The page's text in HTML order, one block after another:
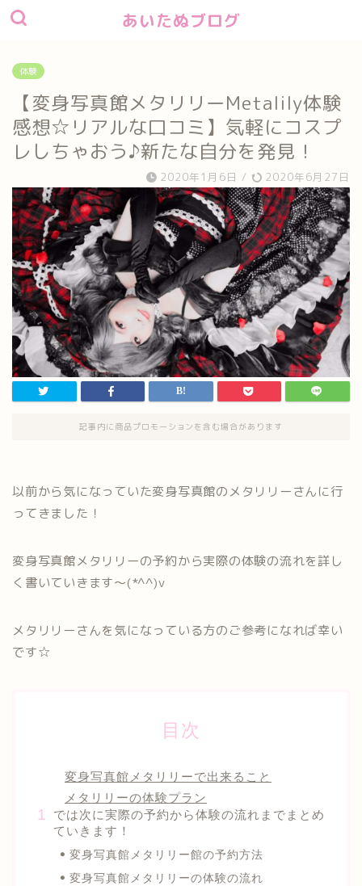
あいたぬブログ
体験
【変身写真館メタリリーMetalily体験
感想☆リアルな口コミ】気軽にコスプ
レしちゃおう♪新たな自分を発見！
2020年1月6日 / 2020年6月27日
記事内に商品プロモーションを含む場合があります
以前から気になっていた変身写真館のメタリリーさんに行
ってきました！
変身写真館メタリリーの予約から実際の体験の流れを詳し
く書いていきます～(*^^)v
メタリリーさんを気になっている方のご参考になれば幸い
です☆
目次
変身写真館メタリリーで出来ること
メタリリーの体験プラン
では次に実際の予約から体験の流れまでまとめ
ていきます！
変身写真館メタリリー館の予約方法
変身写真館メタリリーの体験の流れ